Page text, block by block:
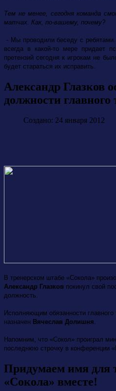
Тем не менее, сегодня команда
матчах. Как, по-вашему, почему?
- Мы проводили беседу с
всегда в какой-то мере придает
претензий сегодня к игрокам не
будет стараться их исправить.
Александр Глазков
должности главного
Создано: 24 января 2012
В тренерском штабе «Сокола»
Александр Глазков покинул свой
должность.
Исполняющим обязанности главного
назначен Вячеслав Долишня.
Напомним, что «Сокол» проиграл
последнюю строчку в конференции
Придумаем имя для
«Сокола» вместе!